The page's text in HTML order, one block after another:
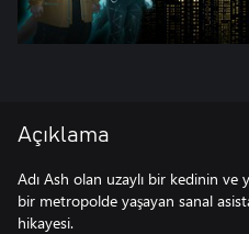
Açıklama
Adı Ash olan uzaylı bir kedinin ve
bir metropolde yaşayan sanal
hikayesi.